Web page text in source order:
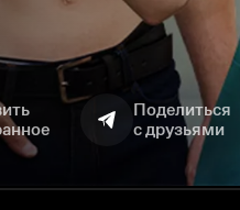
Поделиться
с друзьями